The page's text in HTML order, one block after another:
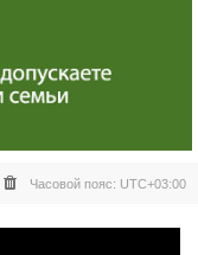
Часовой пояс: UTC+03:00